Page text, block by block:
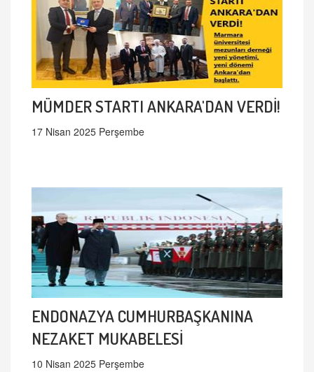
MÜMDER STARTI ANKARA'DAN VERDİ!
17 Nisan 2025 Perşembe
ENDONAZYA CUMHURBAŞKANINA
NEZAKET MUKABELESİ
10 Nisan 2025 Perşembe